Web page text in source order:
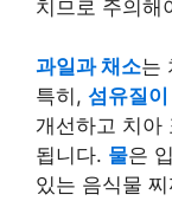
치므로 주의해
과일과 채소는
특히, 섬유질
개선하고 치아
됩니다. 물은
있는 음식물